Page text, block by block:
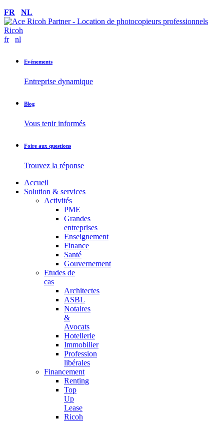
FR
NL
fr nl
Evénements
Entreprise dynamique
Blog
Vous tenir informés
Foire aux questions
Trouvez la réponse
Accueil
Solution & services
Activités
PME
Grandes
entreprises
Enseignement
Finance
Santé
Gouvernement
Etudes de
cas
Architectes
ASBL
Notaires
&
Avocats
Hotellerie
Immobilier
Profession
libérales
Financement
Renting
Top
Up
Lease
Ricoh